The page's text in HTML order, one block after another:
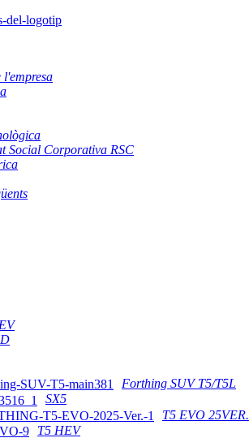
l'empresa
Social Corporativa RSC
Forthing SUV T5/T5L
SX5
T5 EVO 25VER.
T5 HEV